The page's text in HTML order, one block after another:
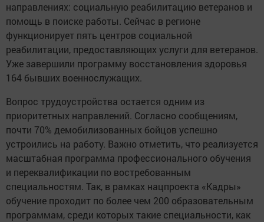
направлениях: социальную реабилитацию ветеранов и
помощь в поиске работы. Сейчас в регионе
функционирует пять центров социальной
реабилитации, предоставляющих услуги для ветеранов.
Уже завершили программу восстановления здоровья
164 бывших военнослужащих.
Вопрос трудоустройства остается одним из
приоритетных направлений. Согласно сообщениям,
почти 70% демобилизованных бойцов успешно
устроились на работу. Важно отметить, что реализуется
масштабная программа профессионального обучения
и переквалификации по востребованным
специальностям. Так, в рамках нацпроекта «Кадры»
обучение проходит по более чем 200 образовательным
программам, среди которых такие специальности, как